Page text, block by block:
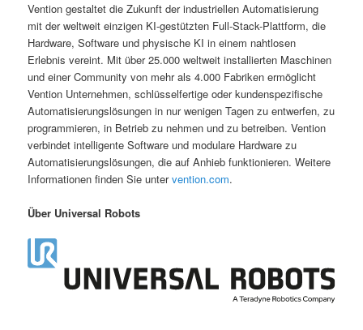
Vention gestaltet die Zukunft der industriellen Automatisierung
mit der weltweit einzigen KI-gestützten Full-Stack-Plattform, die
Hardware, Software und physische KI in einem nahtlosen
Erlebnis vereint. Mit über 25.000 weltweit installierten Maschinen
und einer Community von mehr als 4.000 Fabriken ermöglicht
Vention Unternehmen, schlüsselfertige oder kundenspezifische
Automatisierungslösungen in nur wenigen Tagen zu entwerfen, zu
programmieren, in Betrieb zu nehmen und zu betreiben. Vention
verbindet intelligente Software und modulare Hardware zu
Automatisierungslösungen, die auf Anhieb funktionieren. Weitere
Informationen finden Sie untervention.com.
Über Universal Robots